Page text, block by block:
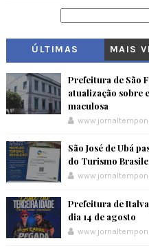
ÚLTIMAS MAIS
Prefeitura de São
atualização sobre
maculosa
São José de Ubá
do Turismo
Prefeitura de
dia 14 de agosto